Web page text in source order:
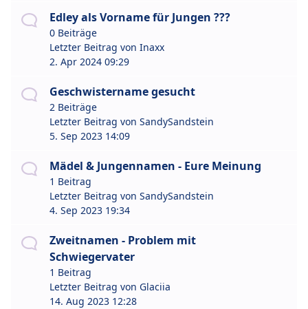
Edley als Vorname für Jungen ???
0 Beiträge
Letzter Beitrag von Inaxx
2. Apr 2024 09:29
Geschwistername gesucht
2 Beiträge
Letzter Beitrag von SandySandstein
5. Sep 2023 14:09
Mädel & Jungennamen - Eure Meinung
1 Beitrag
Letzter Beitrag von SandySandstein
4. Sep 2023 19:34
Zweitnamen - Problem mit
Schwiegervater
1 Beitrag
Letzter Beitrag von Glaciia
14. Aug 2023 12:28